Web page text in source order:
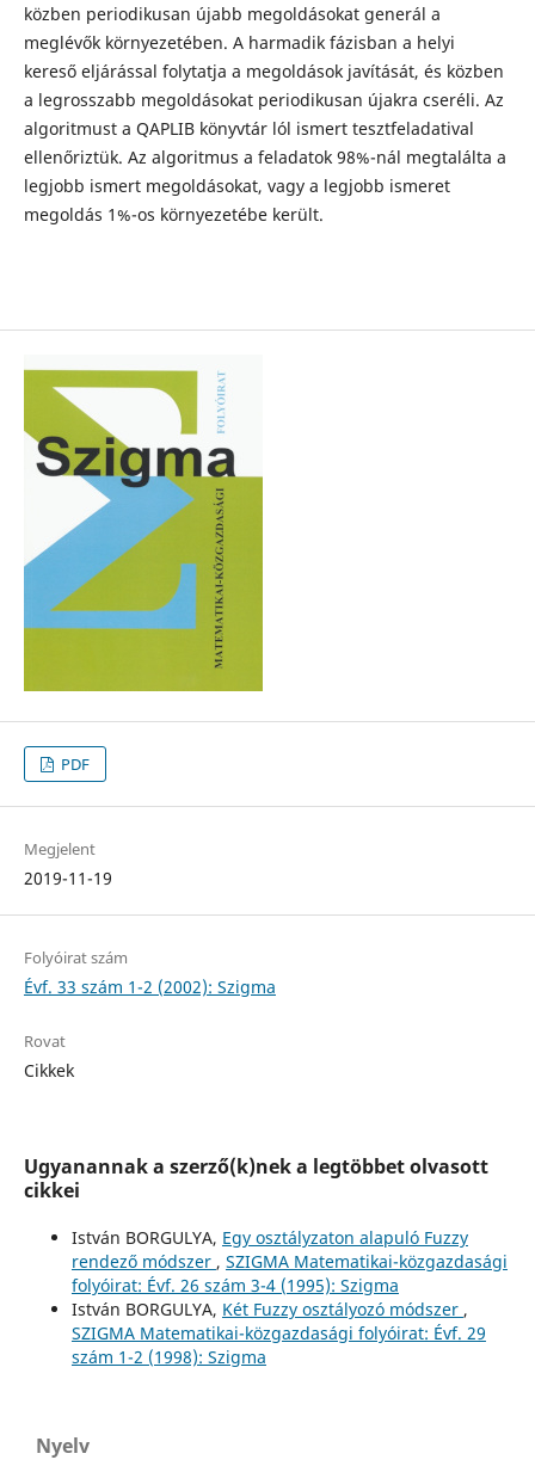
közben periodikusan újabb megoldásokat generál a
meglévők környezetében. A harmadik fázisban a helyi
kereső eljárással folytatja a megoldások javítását, és közben
a legrosszabb megoldásokat periodikusan újakra cseréli. Az
algoritmust a QAPLIB könyvtár lól ismert tesztfeladatival
ellenőriztük. Az algoritmus a feladatok 98%-nál megtalálta a
legjobb ismert megoldásokat, vagy a legjobb ismeret
megoldás 1%-os környezetébe került.
PDF
Megjelent
2019-11-19
Folyóirat szám
Évf. 33 szám 1-2 (2002): Szigma
Rovat
Cikkek
Ugyanannak a szerző(k)nek a legtöbbet olvasott
cikkei
István BORGULYA, Egy osztályzaton alapuló Fuzzy
rendező módszer , SZIGMA Matematikai-közgazdasági
folyóirat: Évf. 26 szám 3-4 (1995): Szigma
István BORGULYA, Két Fuzzy osztályozó módszer ,
SZIGMA Matematikai-közgazdasági folyóirat: Évf. 29
szám 1-2 (1998): Szigma
Nyelv